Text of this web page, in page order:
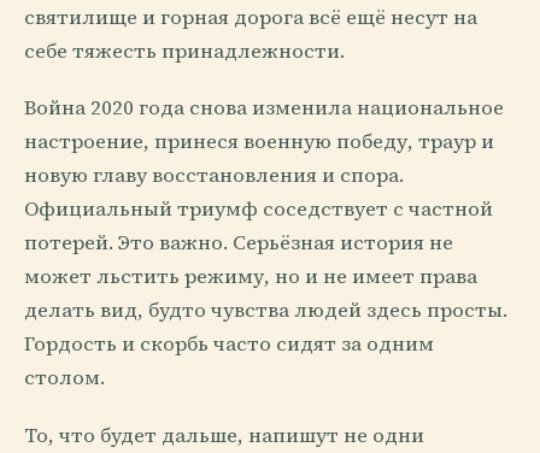
святилище и горная дорога всё ещё несут на
себе тяжесть принадлежности.
Война 2020 года снова изменила национальное
настроение, принеся военную победу, траур и
новую главу восстановления и спора.
Официальный триумф соседствует с частной
потерей. Это важно. Серьёзная история не
может льстить режиму, но и не имеет права
делать вид, будто чувства людей здесь просты.
Гордость и скорбь часто сидят за одним
столом.
То, что будет дальше, напишут не одни